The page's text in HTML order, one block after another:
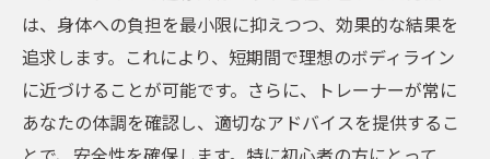
は、身体への負担を最小限に抑えつつ、効果的な結果を
追求します。これにより、短期間で理想のボディライン
に近づけることが可能です。さらに、トレーナーが常に
あなたの体調を確認し、適切なアドバイスを提供するこ